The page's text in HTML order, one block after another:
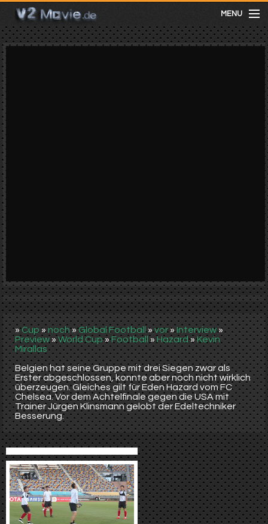
MENU
meist gesehen
Video suchen
»Cup»noch»Global Football»vor»Interview»
Preview »World Cup»Football » Hazard»Kevin
Mirallas
Belgien hat seine Gruppe mit drei Siegen zwar als
Erster abgeschlossen, konnte aber noch nicht wirklich
überzeugen. Gleiches gilt für Eden Hazard vom FC
Chelsea. Vor dem Achtelfinale gegen die USA mit
Trainer Jürgen Klinsmann gelobt der Edeltechniker
Besserung.